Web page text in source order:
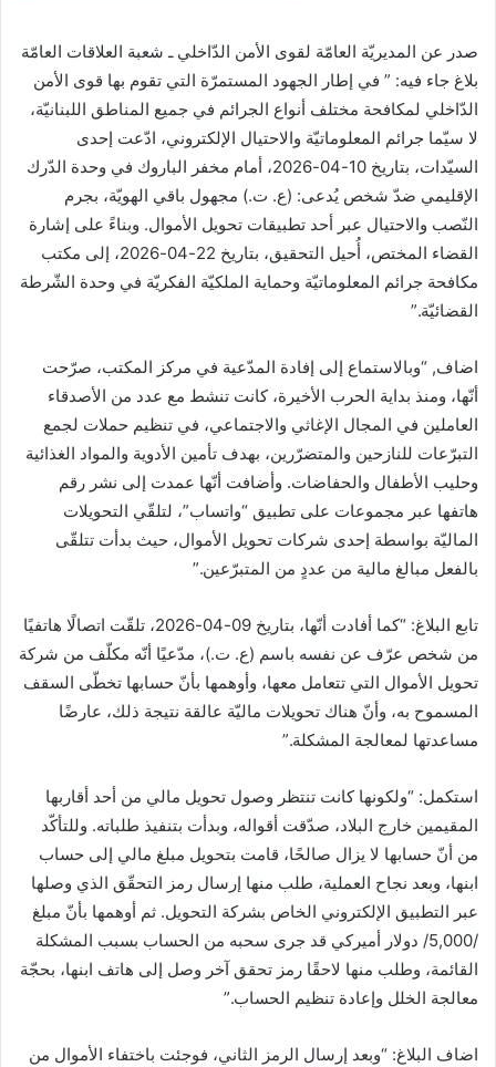
صدر عن المديريّة العامّة لقوى الأمن الدّاخلي ـ شعبة العلاقات العامّة
بلاغ جاء فيه: ” في إطار الجهود المستمرّة التي تقوم بها قوى الأمن
الدّاخلي لمكافحة مختلف أنواع الجرائم في جميع المناطق اللبنانيّة،
لا سيّما جرائم المعلوماتيّة والاحتيال الإلكتروني، ادّعت إحدى
السيّدات، بتاريخ 10-04-2026، أمام مخفر الباروك في وحدة الدّرك
الإقليمي ضدّ شخص يُدعى: (ع. ت.) مجهول باقي الهويّة، بجرم
النّصب والاحتيال عبر أحد تطبيقات تحويل الأموال. وبناءً على إشارة
القضاء المختص، أُحيل التحقيق، بتاريخ 22-04-2026، إلى مكتب
مكافحة جرائم المعلوماتيّة وحماية الملكيّة الفكريّة في وحدة الشّرطة
القضائيّة.”
اضاف, “وبالاستماع إلى إفادة المدّعية في مركز المكتب، صرّحت
أنّها، ومنذ بداية الحرب الأخيرة، كانت تنشط مع عدد من الأصدقاء
العاملين في المجال الإغاثي والاجتماعي، في تنظيم حملات لجمع
التبرّعات للنازحين والمتضرّرين، بهدف تأمين الأدوية والمواد الغذائية
وحليب الأطفال والحفاضات. وأضافت أنّها عمدت إلى نشر رقم
هاتفها عبر مجموعات على تطبيق “واتساب”، لتلقّي التحويلات
الماليّة بواسطة إحدى شركات تحويل الأموال، حيث بدأت تتلقّى
بالفعل مبالغ مالية من عددٍ من المتبرّعين.”
تابع البلاغ: “كما أفادت أنّها، بتاريخ 09-04-2026، تلقّت اتصالًا هاتفيًا
من شخص عرّف عن نفسه باسم (ع. ت.)، مدّعيًا أنّه مكلّف من شركة
تحويل الأموال التي تتعامل معها، وأوهمها بأنّ حسابها تخطّى السقف
المسموح به، وأنّ هناك تحويلات ماليّة عالقة نتيجة ذلك، عارضًا
مساعدتها لمعالجة المشكلة.”
استكمل: “ولكونها كانت تنتظر وصول تحويل مالي من أحد أقاربها
المقيمين خارج البلاد، صدّقت أقواله، وبدأت بتنفيذ طلباته. وللتأكّد
من أنّ حسابها لا يزال صالحًا، قامت بتحويل مبلغ مالي إلى حساب
ابنها، وبعد نجاح العملية، طلب منها إرسال رمز التحقّق الذي وصلها
عبر التطبيق الإلكتروني الخاص بشركة التحويل. ثم أوهمها بأنّ مبلغ
/5,000/ دولار أميركي قد جرى سحبه من الحساب بسبب المشكلة
القائمة، وطلب منها لاحقًا رمز تحقق آخر وصل إلى هاتف ابنها، بحجّة
معالجة الخلل وإعادة تنظيم الحساب.”
اضاف البلاغ: “وبعد إرسال الرمز الثاني، فوجئت باختفاء الأموال من